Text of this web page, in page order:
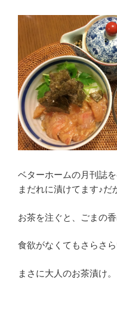
ベターホームの月刊誌
まだれに漬けてます♪だ
お茶を注ぐと、ごまの
食欲がなくてもさらさら
まさに大人のお茶漬け